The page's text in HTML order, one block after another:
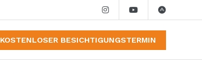
KOSTENLOSER BESICHTIGUNGSTERMIN